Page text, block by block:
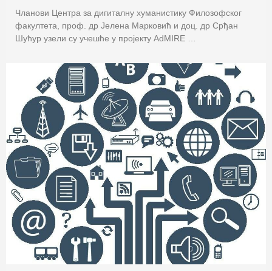
Чланови Центра за дигиталну хуманистику Филозофског
факултета, проф. др Јелена Марковић и доц. др Срђан
Шућур узели су учешће у пројекту AdMIRE …